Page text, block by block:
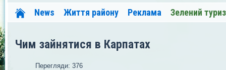
News Життя району Реклама
Зелений
Чим зайнятися в Карпатах
Перегляди: 376